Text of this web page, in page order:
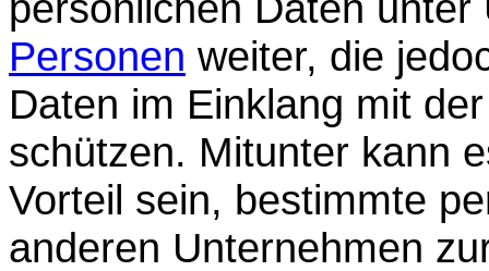
Personen weiter, die
Daten im Einklang mit
schützen. Mitunter kann
Vorteil sein, bestimmte
anderen Unternehmen